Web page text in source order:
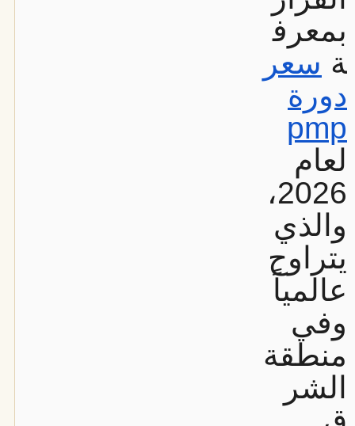
بمعرف
ة سعر
دورة
pmp
لعام
2026،
والذي
يتراوح
عالمياً
وفي
منطقة
الشر